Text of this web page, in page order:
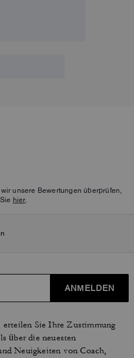
unsere Bewertungen überprüfen,
hier.
ANMELDEN
erteilen Sie Ihre Zustimmung
über die neuesten
Neuigkeiten von Coach,